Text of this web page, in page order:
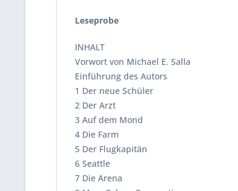
Leseprobe
INHALT
Vorwort von Michael E. Salla
Einführung des Autors
1 Der neue Schüler
2 Der Arzt
3 Auf dem Mond
4 Die Farm
5 Der Flugkapitän
6 Seattle
7 Die Arena